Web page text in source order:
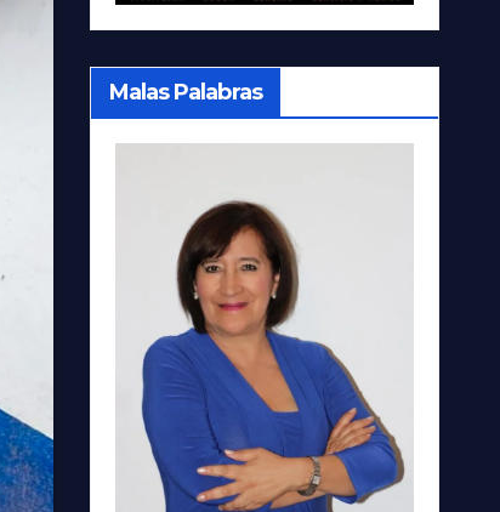
Malas Palabras